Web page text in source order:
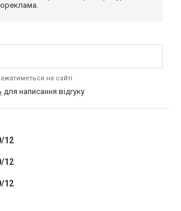
на сайті
для написання відгуку
12
12
12